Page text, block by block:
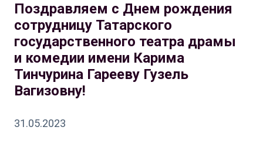
Поздравляем с Днем рождения
сотрудницу Татарского
государственного театра драмы
и комедии имени Карима
Тинчурина Гарееву Гузель
Вагизовну!
31.05.2023